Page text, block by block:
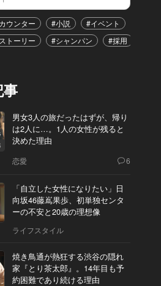
ウンター #小説 #イベント
トーリー #シャンパン #採用
事
男女3人の旅だったはずが、帰り
は2人に…。1人の女性が残ると
決めた理由
恋愛 6
「自立した女性になりたい」日
向坂46藤嶌果歩、初単独センタ
ーの不安と20歳の理想像
ライフスタイル
焼き鳥通が熱狂する渋谷の隠れ
家『とり茶太郎』。14年目も予
約困難であり続ける理由